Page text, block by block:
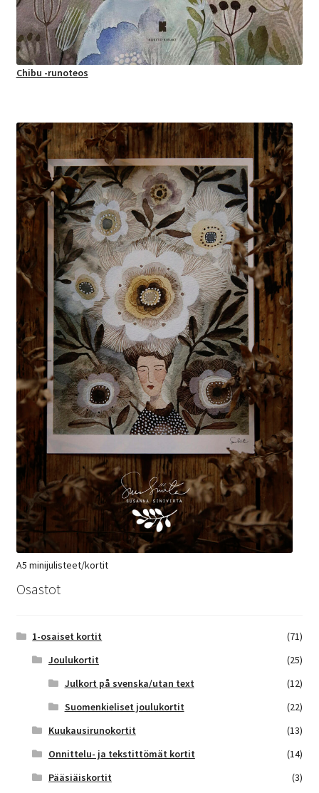
Chibu -runoteos
A5 minijulisteet/kortit
Osastot
1-osaiset kortit
(71)
Joulukortit
(25)
Julkort på svenska/utan text
(12)
Suomenkieliset joulukortit
(22)
Kuukausirunokortit
(13)
Onnittelu- ja tekstittömät kortit
(14)
Pääsiäiskortit
(3)